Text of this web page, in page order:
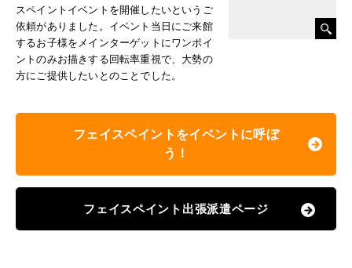
スペイントイベントを開催したいというご
依頼がありました。イベント当日にご来館
するお子様をメインターゲットにワンポイ
ントのみお描きする回転率重視で、大勢の
方にご提供したいとのことでした。
フェイスペイントをイベントに呼ぼ
う！
フェイスペイント出張派遣ページ